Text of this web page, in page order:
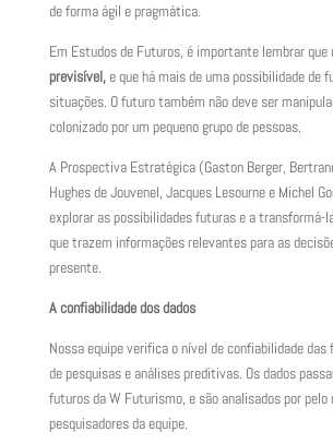
de forma ágil e pragmática.
Em Estudos de Futuros, é importante lembrar que
previsível,e que há mais de uma possibilidade de
situações. O futuro também não deve ser
colonizado por um pequeno grupo de pessoas.
A Prospectiva Estratégica (Gaston Berger,
Hughes de Jouvenel, Jacques Lesourne e Michel
explorar as possibilidades futuras e a transformá-
que trazem informações relevantes para as
presente.
A confiabilidade dos dados
Nossa equipe verifica o nível de confiabilidade das
de pesquisas e análises preditivas. Os dados
futuros da W Futurismo, e são analisados por
pesquisadores da equipe.